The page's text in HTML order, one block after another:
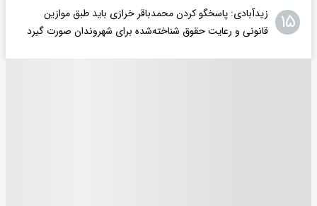
۱۵
زیدآبادی: پاسخگو کردن محمدباقر خرازی باید طبق موازین
قانونی و رعایت حقوق شناخته‌شده برای شهروندان صورت گیرد